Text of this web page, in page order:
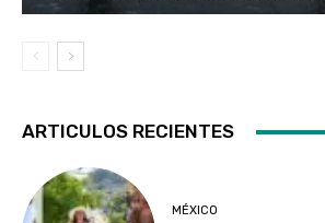
ARTICULOS RECIENTES
MÉXICO